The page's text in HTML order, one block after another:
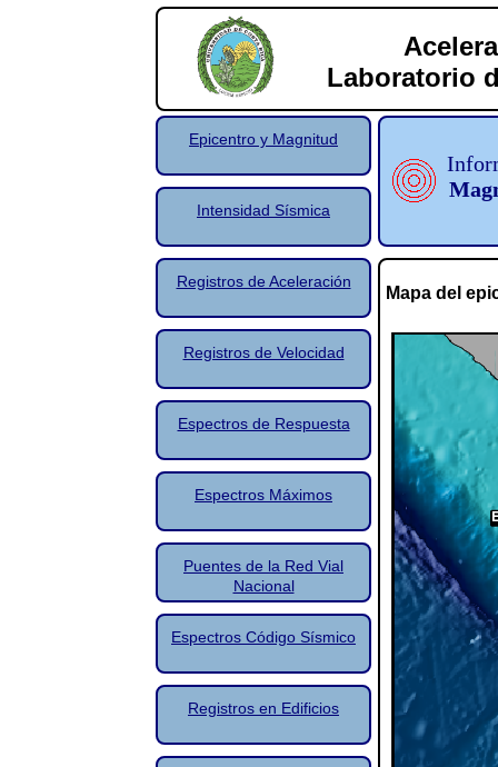
Laboratorio
Epicentro y Magnitud
Intensidad Sísmica
Registros de Aceleración
Registros de Velocidad
Espectros de Respuesta
Espectros Máximos
Puentes de la Red Vial
Nacional
Espectros Código Sísmico
Registros en Edificios
Mapa del